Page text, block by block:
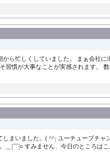
ら忙しくしていました。 まぁ会社
慣が大事なことが実感されます。
まいました。( ^^; ユーチューブチ
|￣|○ すみません、今日のところは